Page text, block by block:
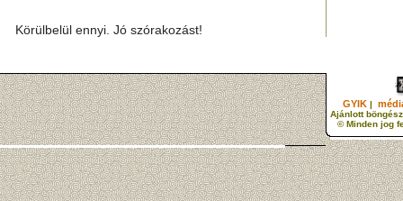
Körülbelül ennyi. Jó szórakozást!
GYIK |
Ajánlott
© Minden jog